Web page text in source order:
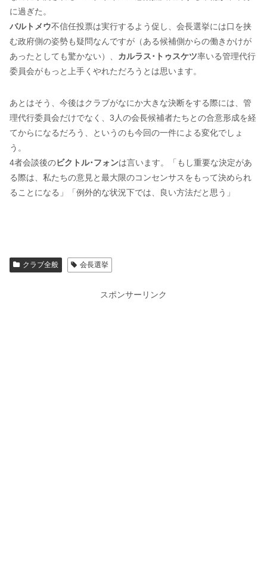
に過ぎた。
バルトメウ不信任投票は実行するよう促し、会長選挙には口を挟
む政府側の姿勢も疑問なんですが（ある候補側からの働きかけが
あったとしても驚かない）、 カルラス･トゥスケツ率いる管理代行
委員会がもっと上手くやれただろうとは思います。
あとはそう、今後はクラブがなにか大きな決断をする際には、管
理代行委員会だけでなく、3人の会長候補者たちとの合意形成を経
てからになるだろう、というのも今回の一件による変化でしょ
う。
4者会談後のビクトル･フォンは言います。「もし重要な決定があ
る際は、私たちの意見と最大限のコンセンサスをもって決められ
ることになる」「例外的な状況下では、良い方法だと思う」
クラブ全般 会長選挙
スポンサーリンク